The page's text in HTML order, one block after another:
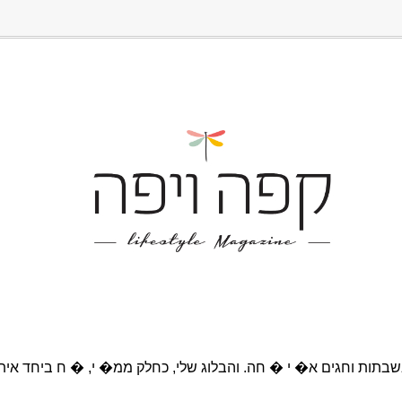
וחגים א� י � חה. והבלוג שלי, כחלק ממ� י, � ח ביחד